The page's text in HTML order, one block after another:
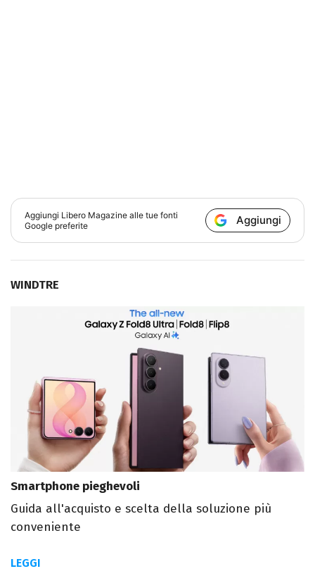
Aggiungi Libero Magazine alle tue fonti
Google preferite
Aggiungi
WINDTRE
Smartphone pieghevoli
Guida all'acquisto e scelta della soluzione più
conveniente
LEGGI